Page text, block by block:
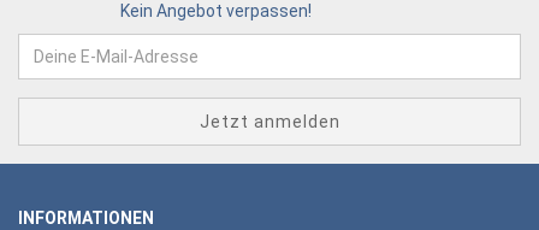
Kein Angebot verpassen!
INFORMATIONEN